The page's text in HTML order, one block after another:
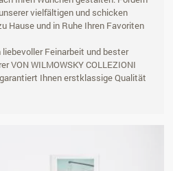
vielfältigen und schicken
Hause und in Ruhe Ihren Favoriten
Feinarbeit und bester
VON WILMOWSKY COLLEZIONI
Ihnen erstklassige Qualität